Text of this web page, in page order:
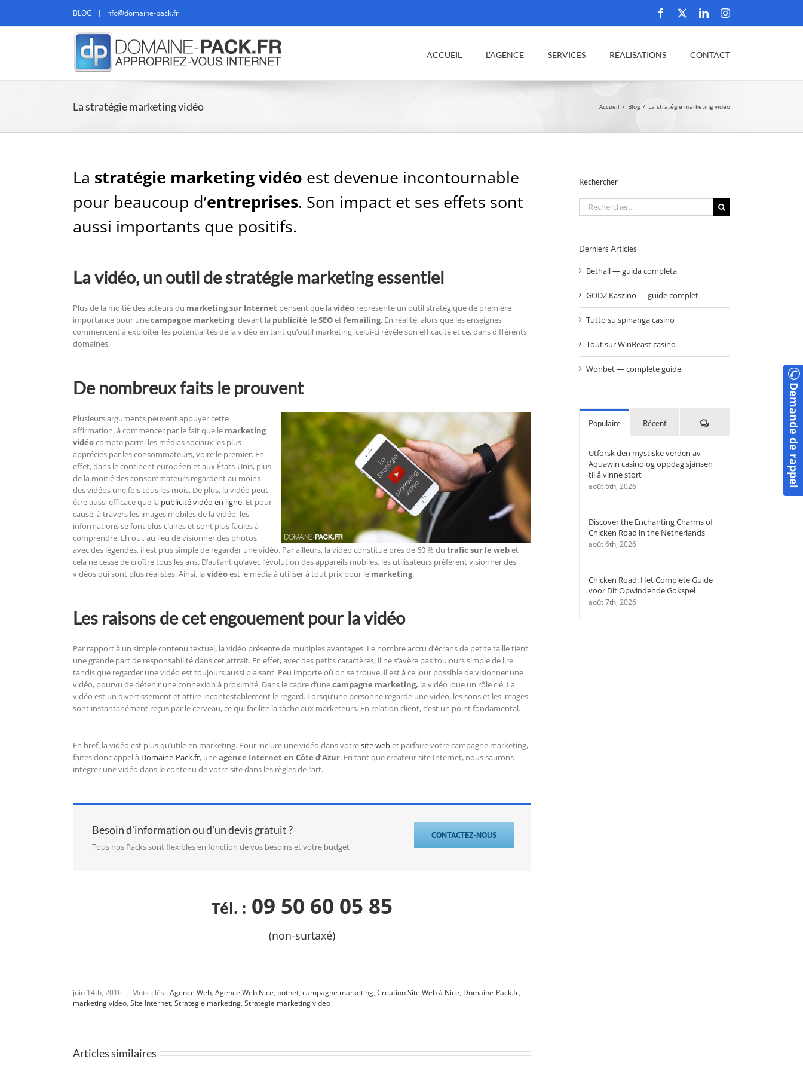
contenu
BLOG | info@domaine-pack.fr Facebook LinkedInInstagram
ACCUEIL L’AGENCE SERVICES RÉALISATIONS CONTACT
La stratégie marketing vidéo Accueil Blog La stratégie marketing vidéo
La stratégie marketing vidéo est devenue incontournable
pour beaucoup d’entreprises. Son impact et ses effets sont
aussi importants que positifs.
La vidéo, un outil de stratégie marketing essentiel
Plus de la moitié des acteurs du marketing sur Internet pensent que la vidéo représente un outil stratégique de première
importance pour unecampagne marketing, devant la publicité, leSEOet l’emailing. En réalité, alors que les enseignes
commencent à exploiter les potentialités de la vidéo en tant qu’outil marketing, celui-ci révèle son efficacité et ce, dans différents
domaines.
De nombreux faits le prouvent
Plusieurs arguments peuvent appuyer cette
affirmation, à commencer par le fait que le marketing
vidéocompte parmi les médias sociaux les plus
appréciés par les consommateurs, voire le premier. En
effet, dans le continent européen et aux États-Unis, plus
de la moitié des consommateurs regardent au moins
des vidéos une fois tous les mois. De plus, la vidéo peut
être aussi efficace que la publicité vidéo en ligne. Et pour
cause, à travers les images mobiles de la vidéo, les
informations se font plus claires et sont plus faciles à
comprendre. Eh oui, au lieu de visionner des photos
avec des légendes, il est plus simple de regarder une vidéo. Par ailleurs, la vidéo constitue près de 60 % du trafic sur le webet
cela ne cesse de croître tous les ans. D’autant qu’avec l’évolution des appareils mobiles, les utilisateurs préfèrent visionner des
vidéos qui sont plus réalistes. Ainsi, la vidéoest le média à utiliser à tout prix pour le marketing.
Les raisons de cet engouement pour la vidéo
Par rapport à un simple contenu textuel, la vidéo présente de multiples avantages. Le nombre accru d’écrans de petite taille tient
une grande part de responsabilité dans cet attrait. En effet, avec des petits caractères, il ne s’avère pas toujours simple de lire
tandis que regarder une vidéo est toujours aussi plaisant. Peu importe où on se trouve, il est à ce jour possible de visionner une
vidéo, pourvu de détenir une connexion à proximité. Dans le cadre d’unecampagne marketing, la vidéo joue un rôle clé. La
vidéo est un divertissement et attire incontestablement le regard. Lorsqu’une personne regarde une vidéo, les sons et les images
sont instantanément reçus par le cerveau, ce qui facilite la tâche aux marketeurs. En relation client, c’est un point fondamental.
En bref, la vidéo est plus qu’utile en marketing. Pour inclure une vidéo dans votresite webet parfaire votre campagne marketing,
faites donc appel à Domaine-Pack.fr, uneagence Internet en Côte d’Azur. En tant que créateur site Internet, nous saurons
intégrer une vidéo dans le contenu de votre site dans les règles de l’art.
CONTACTEZ-NOUS
Besoin d'information ou d'un devis gratuit ?
Tous nos Packs sont flexibles en fonction de vos besoins et votre budget
Tél. : 09 50 60 05 85
(non-surtaxé)
juin 14th, 2016 | Mots-clés : Agence Web, Agence Web Nice, botnet, campagne marketing, Création Site Web à Nice, Domaine-Pack.fr,
marketing video, Site Internet, Strategie marketing, Strategie marketing video
Articles similaires
Rechercher
Rechercher:
Derniers Articles
Bethall — guida completa
GODZ Kaszino — guide complet
Tutto su spinanga casino
Tout sur WinBeast casino
Wonbet — complete guide
Populaire Récent Commentaires
Utforsk den mystiske verden av
Aquawin casino og oppdag sjansen
til å vinne stort
août 6th, 2026
Discover the Enchanting Charms of
Chicken Road in the Netherlands
août 6th, 2026
Chicken Road: Het Complete Guide
voor Dit Opwindende Gokspel
août 7th, 2026
Demande de rappel